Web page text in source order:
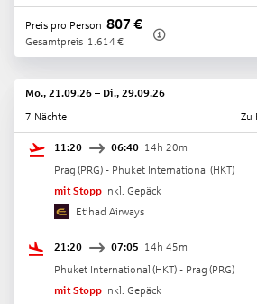
Preis pro Person 807 €
Gesamtpreis 1.614 €
Mo., 21.09.26 – Di., 29.09.26
7 Nächte
Zu
11:20 06:40 14h 20m
Prag (PRG) - Phuket International (HKT)
mit Stopp Inkl. Gepäck
Etihad Airways
21:20 07:05 14h 45m
Phuket International (HKT) - Prag (PRG)
mit Stopp Inkl. Gepäck